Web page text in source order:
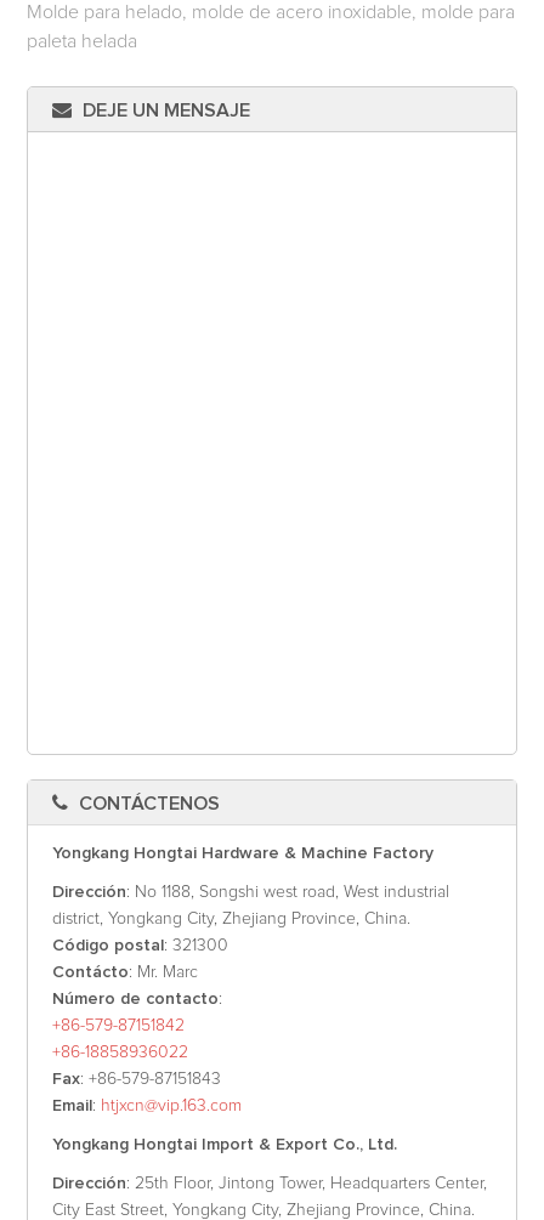
Molde para helado, molde de acero inoxidable, molde para
paleta helada
DEJE UN MENSAJE
CONTÁCTENOS
Yongkang Hongtai Hardware & Machine Factory
Dirección: No 1188, Songshi west road, West industrial
district, Yongkang City, Zhejiang Province, China.
Código postal : 321300
Contácto: Mr. Marc
Número de contacto:
+86-579-87151842
+86-18858936022
Fax: +86-579-87151843
Email : htjxcn@vip.163.com
Yongkang Hongtai Import & Export Co., Ltd.
Dirección: 25th Floor, Jintong Tower, Headquarters Center,
City East Street, Yongkang City, Zhejiang Province, China.